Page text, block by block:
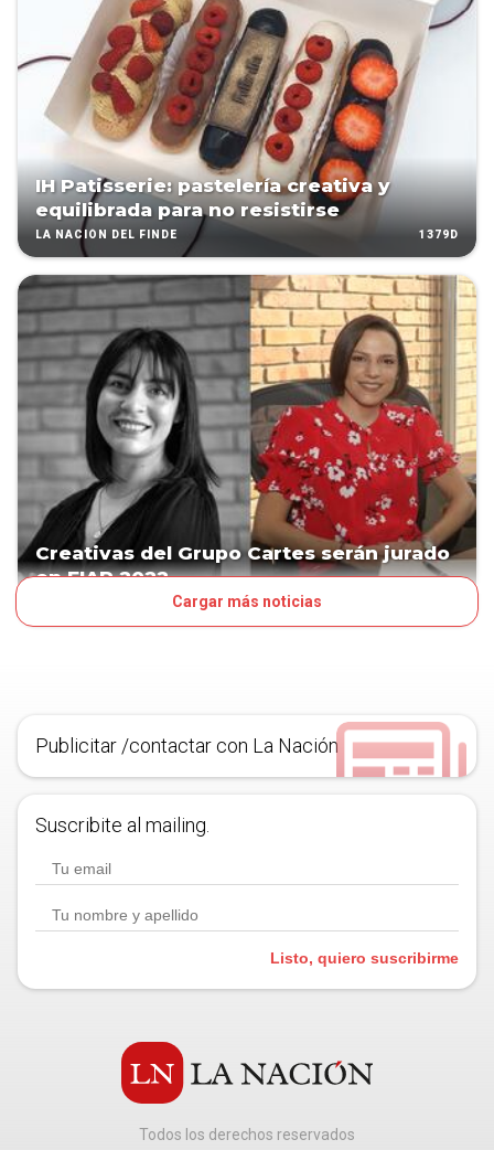
IH Patisserie: pastelería creativa y
equilibrada para no resistirse
LA NACIÓN DEL FINDE 1379D
Creativas del Grupo Cartes serán jurado
en FIAP 2022
Cargar más noticias
Publicitar /contactar con La Nación
Suscribite al mailing.
Listo, quiero suscribirme
Todos los derechos reservados